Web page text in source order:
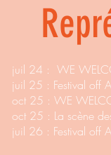
juil 24 : WE
juil 25 : Festival off
oct 25 : WE
oct 25 : La scène
juil 26 : Festival off